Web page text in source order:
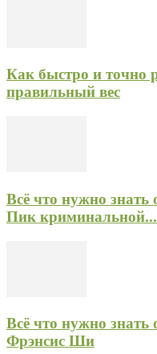
Как быстро и точно
правильный вес
Всё что нужно знать
Пик криминальной...
Всё что нужно знать
Фрэнсис Ши